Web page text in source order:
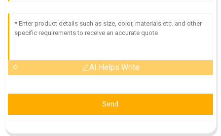
AI Helps Write
Send